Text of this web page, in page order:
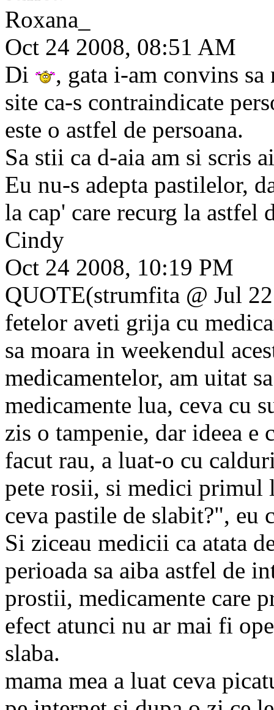
Roxana_
Oct 24 2008, 08:51 AM
Di
, gata i-am convins
site ca-s contraindicate
este o astfel de persoana.
Sa stii ca d-aia am si scris
Eu nu-s adepta pastilelor,
la cap' care recurg la astfel
Cindy
Oct 24 2008, 10:19 PM
QUOTE(strumfita @ Jul
fetelor aveti grija cu
sa moara in weekendul
medicamentelor, am uitat
medicamente lua, ceva cu
zis o tampenie, dar ideea e
facut rau, a luat-o cu
pete rosii, si medici primul
ceva pastile de slabit?", eu
Si ziceau medicii ca atata
perioada sa aiba astfel de
prostii, medicamente care
efect atunci nu ar mai fi
slaba.
mama mea a luat ceva